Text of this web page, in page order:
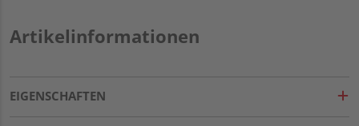
Artikelinformationen
EIGENSCHAFTEN